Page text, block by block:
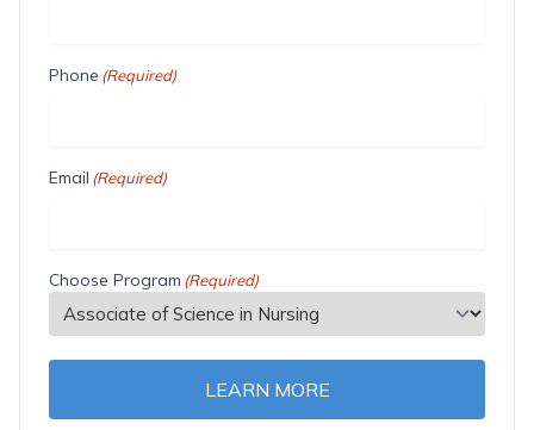
Phone (Required)
Email (Required)
Choose Program (Required)
LEARN MORE